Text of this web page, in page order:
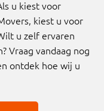
u kiest voor
kiest u voor
u zelf ervaren
Vraag vandaag nog
ontdek hoe wij u